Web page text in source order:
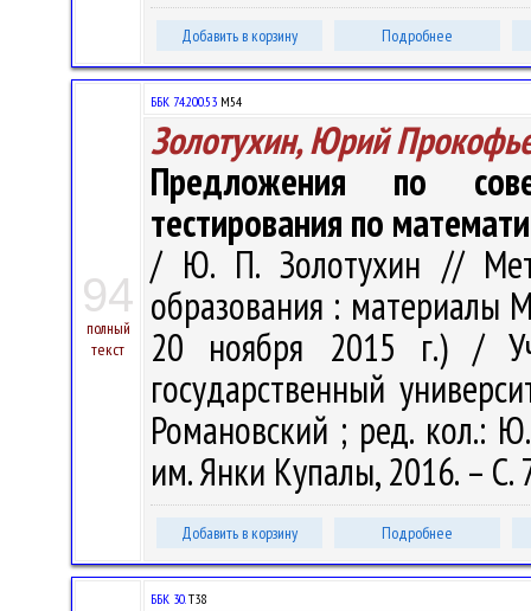
Добавить в корзину Подробнее
94
полный
текст
ББК 74.200.53 М54
Золотухин, Юрий
Предложения по
тестирования по
/ Ю. П. Золотухин //
образования : материалы
20 ноября 2015 г.) /
государственный
Романовский ; ред. кол.:
им. Янки Купалы, 2016. – С.
Добавить в корзину Подробнее
ББК 30.Т38